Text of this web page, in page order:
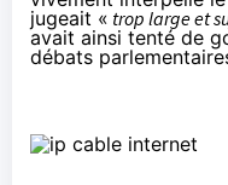
jugeait « trop large et
avait ainsi tenté de
débats